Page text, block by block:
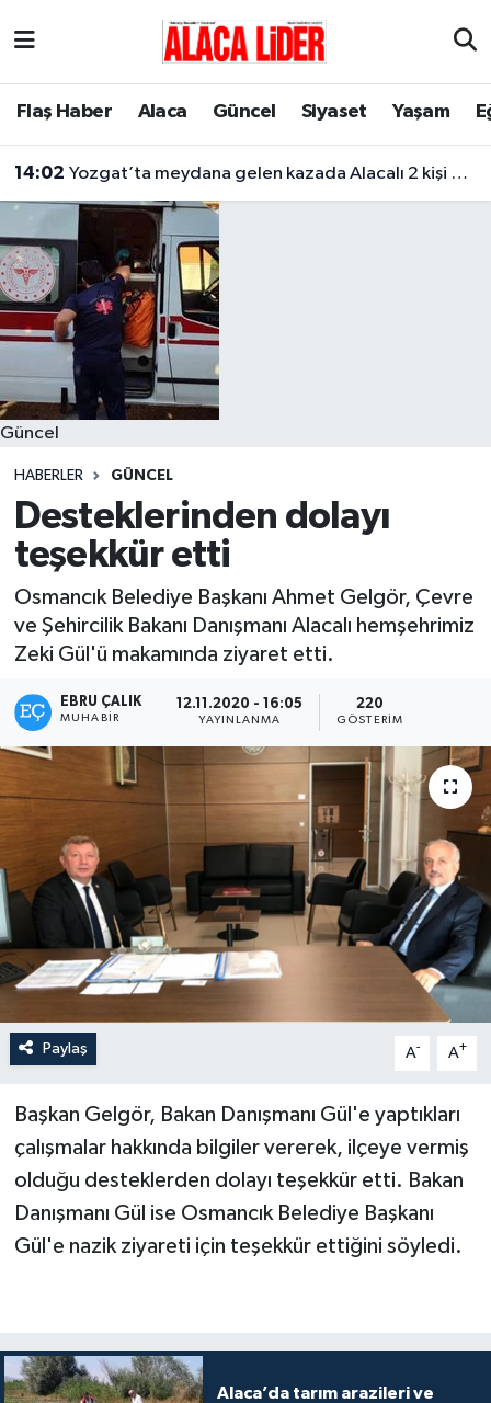
Flaş Haber Alaca Güncel Siyaset Yaşam
14:02 Yozgat’ta meydana gelen kazada Alacalı 2 kişi hayatını kaybetti
Güncel
HABERLER GÜNCEL
Desteklerinden dolayı
teşekkür etti
Osmancık Belediye Başkanı Ahmet Gelgör, Çevre
ve Şehircilik Bakanı Danışmanı Alacalı hemşehrimiz
Zeki Gül'ü makamında ziyaret etti.
EBRU ÇALIK
MUHABIR
12.11.2020 - 16:05
YAYINLANMA
220
GÖSTERIM
Paylaş A- A+
Başkan Gelgör, Bakan Danışmanı Gül'e yaptıkları
çalışmalar hakkında bilgiler vererek, ilçeye vermiş
olduğu desteklerden dolayı teşekkür etti. Bakan
Danışmanı Gül ise Osmancık Belediye Başkanı
Gül'e nazik ziyareti için teşekkür ettiğini söyledi.
Alaca’da tarım arazileri ve
Çorum Nöbetçi Eczaneler
Çorum Trafik Yoğunluk Haritası
Süper Lig Puan Durumu ve Fikstür
Tüm Manşetler
Son Dakika Haberleri
Haber Arşivi